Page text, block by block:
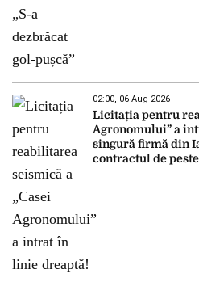
02:00, 06 Aug 2026
Licitația pentru
Agronomului” a
singură firmă din
contractul de